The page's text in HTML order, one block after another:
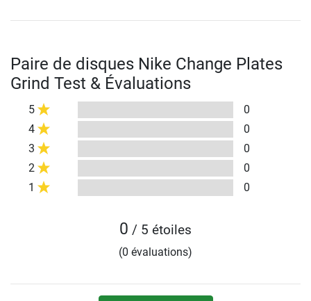
Paire de disques Nike Change Plates
Grind Test & Évaluations
5
0
4
0
3
0
2
0
1
0
0 / 5 étoiles
(0 évaluations)